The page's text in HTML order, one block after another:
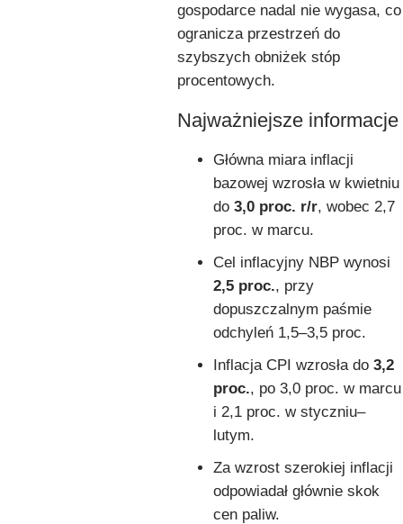
gospodarce nadal nie wygasa, co
ogranicza przestrzeń do
szybszych obniżek stóp
procentowych.
Najważniejsze informacje
Główna miara inflacji
bazowej wzrosła w kwietniu
do 3,0 proc. r/r, wobec 2,7
proc. w marcu.
Cel inflacyjny NBP wynosi
2,5 proc., przy
dopuszczalnym paśmie
odchyleń 1,5–3,5 proc.
Inflacja CPI wzrosła do 3,2
proc., po 3,0 proc. w marcu
i 2,1 proc. w styczniu–
lutym.
Za wzrost szerokiej inflacji
odpowiadał głównie skok
cen paliw.